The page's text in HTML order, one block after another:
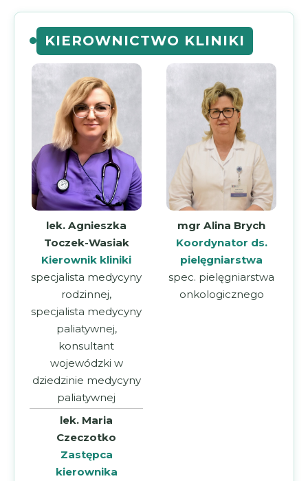
KIEROWNICTWO KLINIKI
lek. Agnieszka
Toczek-Wasiak
Kierownik kliniki
specjalista medycyny
rodzinnej,
specjalista medycyny
paliatywnej,
konsultant
wojewódzki w
dziedzinie medycyny
paliatywnej
lek. Maria
Czeczotko
Zastępca
kierownika
mgr Alina Brych
Koordynator ds.
pielęgniarstwa
spec. pielęgniarstwa
onkologicznego